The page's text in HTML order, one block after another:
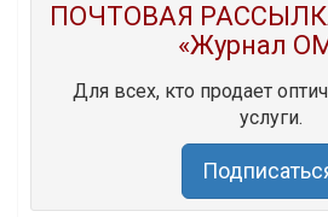
ПОЧТОВАЯ
«Журнал
Для всех, кто продает
услуги.